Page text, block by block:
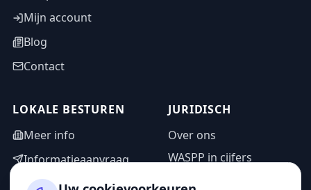
Mijn account
Blog
Contact
LOKALE BESTUREN
Meer info
Informatieaanvraag
Adminzone
JURIDISCH
Over ons
WASPP in cijfers